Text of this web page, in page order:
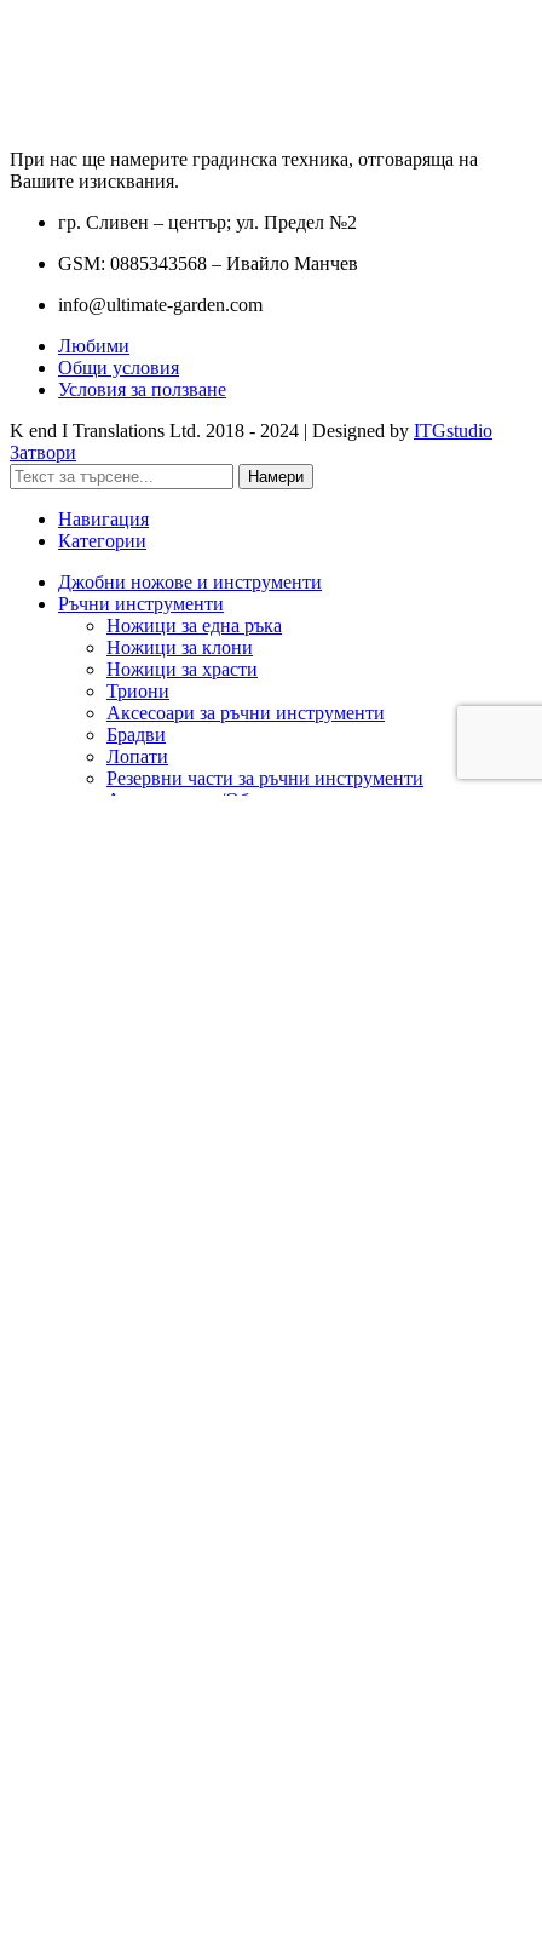
При нас ще намерите градинска техника, отговаряща на
Вашите изисквания.
гр. Сливен – център; ул. Предел №2
GSM: 0885343568 – Ивайло Манчев
info@ultimate-garden.com
Любими
Общи условия
Условия за ползване
K end I Translations Ltd. 2018 - 2024 | Designed by ITGstudio
Затвори
Намери
Навигация
Категории
Джобни ножове и инструменти
Ръчни инструменти
Ножици за една ръка
Ножици за клони
Ножици за храсти
Триони
Аксесоари за ръчни инструменти
Брадви
Лопати
Резервни части за ръчни инструменти
Ашладисване/Облагородяване